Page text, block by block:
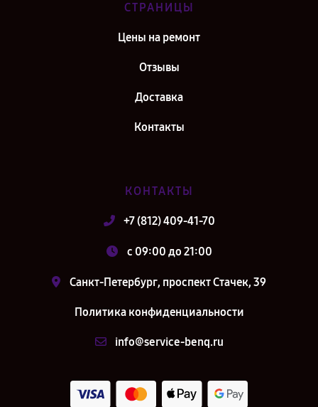
СТРАНИЦЫ
Цены на ремонт
Отзывы
Доставка
Контакты
КОНТАКТЫ
+7 (812) 409-41-70
c 09:00 до 21:00
Санкт-Петербург, проспект Стачек, 39
Политика конфиденциальности
info@service-benq.ru